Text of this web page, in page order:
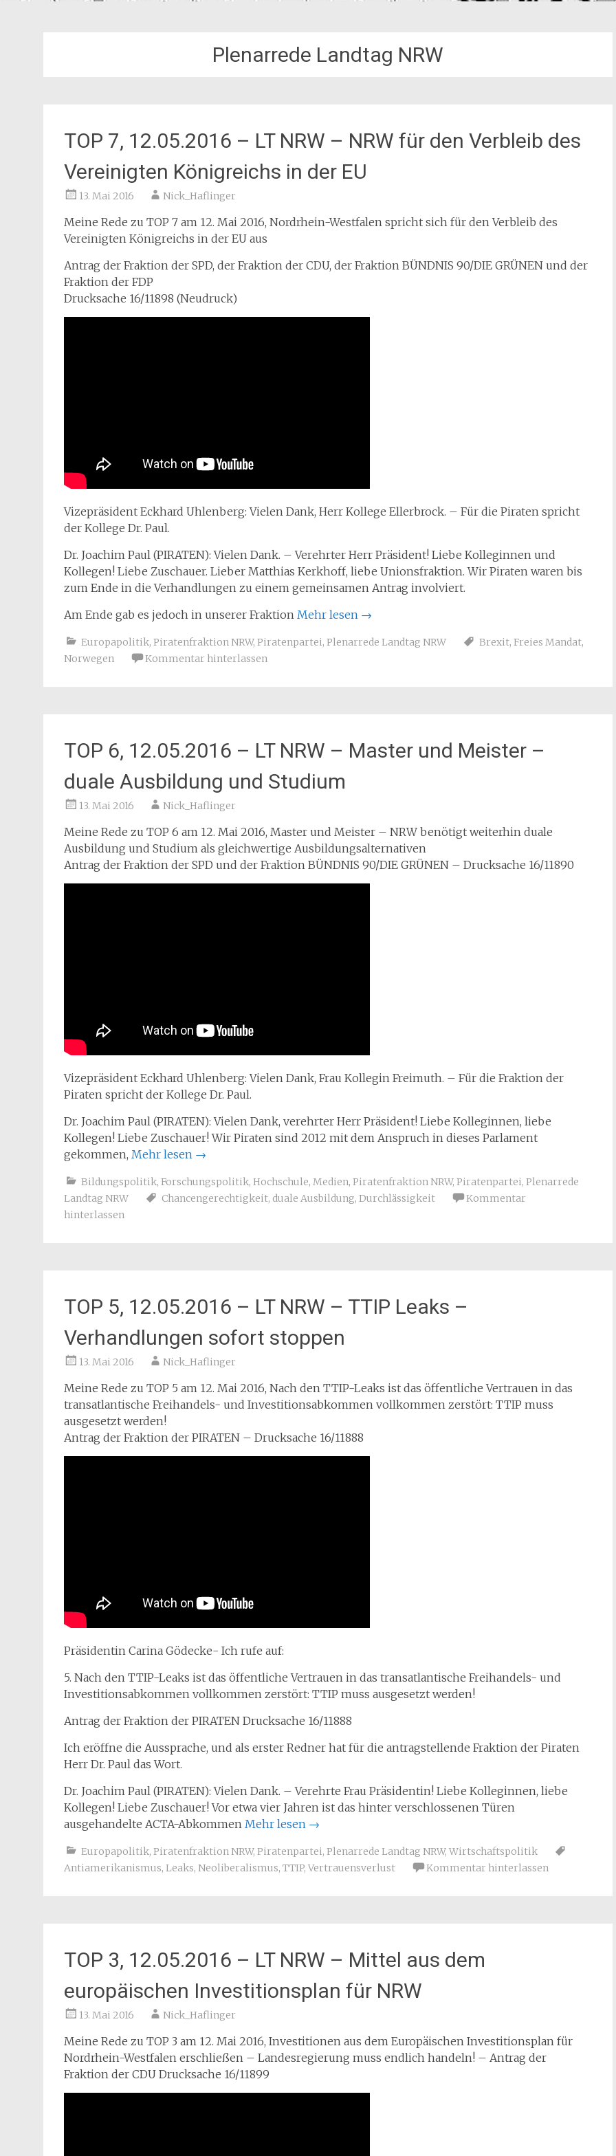
Plenarrede Landtag NRW
TOP 7, 12.05.2016 – LT NRW – NRW für den Verbleib des
Vereinigten Königreichs in der EU
13. Mai 2016 Nick_Haflinger
Meine Rede zu TOP 7 am 12. Mai 2016, Nordrhein-Westfalen spricht sich für den Verbleib des
Vereinigten Königreichs in der EU aus
Antrag der Fraktion der SPD, der Fraktion der CDU, der Fraktion BÜNDNIS 90/DIE GRÜNEN und der
Fraktion der FDP
Drucksache 16/11898 (Neudruck)
Vizepräsident Eckhard Uhlenberg: Vielen Dank, Herr Kollege Ellerbrock. – Für die Piraten spricht
der Kollege Dr. Paul.
Dr. Joachim Paul (PIRATEN): Vielen Dank. – Verehrter Herr Präsident! Liebe Kolleginnen und
Kollegen! Liebe Zuschauer. Lieber Matthias Kerkhoff, liebe Unionsfraktion. Wir Piraten waren bis
zum Ende in die Verhandlungen zu einem gemeinsamen Antrag involviert.
Am Ende gab es jedoch in unserer Fraktion Mehr lesen →
Europapolitik, Piratenfraktion NRW, Piratenpartei, Plenarrede Landtag NRW Brexit, Freies Mandat,
Norwegen
Kommentar hinterlassen
TOP 6, 12.05.2016 – LT NRW – Master und Meister –
duale Ausbildung und Studium
13. Mai 2016 Nick_Haflinger
Meine Rede zu TOP 6 am 12. Mai 2016, Master und Meister – NRW benötigt weiterhin duale
Ausbildung und Studium als gleichwertige Ausbildungsalternativen
Antrag der Fraktion der SPD und der Fraktion BÜNDNIS 90/DIE GRÜNEN – Drucksache 16/11890
Vizepräsident Eckhard Uhlenberg: Vielen Dank, Frau Kollegin Freimuth. – Für die Fraktion der
Piraten spricht der Kollege Dr. Paul.
Dr. Joachim Paul (PIRATEN): Vielen Dank, verehrter Herr Präsident! Liebe Kolleginnen, liebe
Kollegen! Liebe Zuschauer! Wir Piraten sind 2012 mit dem Anspruch in dieses Parlament
gekommen, Mehr lesen →
Bildungspolitik, Forschungspolitik, Hochschule, Medien, Piratenfraktion NRW, Piratenpartei, Plenarrede
Landtag NRW
Chancengerechtigkeit, duale Ausbildung, Durchlässigkeit
Kommentar
hinterlassen
TOP 5, 12.05.2016 – LT NRW – TTIP Leaks –
Verhandlungen sofort stoppen
13. Mai 2016 Nick_Haflinger
Meine Rede zu TOP 5 am 12. Mai 2016, Nach den TTIP-Leaks ist das öffentliche Vertrauen in das
transatlantische Freihandels- und Investitionsabkommen vollkommen zerstört: TTIP muss
ausgesetzt werden!
Antrag der Fraktion der PIRATEN – Drucksache 16/11888
Präsidentin Carina Gödecke- Ich rufe auf:
5. Nach den TTIP-Leaks ist das öffentliche Vertrauen in das transatlantische Freihandels- und
Investitionsabkommen vollkommen zerstört: TTIP muss ausgesetzt werden!
Antrag der Fraktion der PIRATEN Drucksache 16/11888
Ich eröffne die Aussprache, und als erster Redner hat für die antragstellende Fraktion der Piraten
Herr Dr. Paul das Wort.
Dr. Joachim Paul (PIRATEN): Vielen Dank. – Verehrte Frau Präsidentin! Liebe Kolleginnen, liebe
Kollegen! Liebe Zuschauer! Vor etwa vier Jahren ist das hinter verschlossenen Türen
ausgehandelte ACTA-Abkommen Mehr lesen →
Europapolitik, Piratenfraktion NRW, Piratenpartei, Plenarrede Landtag NRW, Wirtschaftspolitik
Antiamerikanismus, Leaks, Neoliberalismus, TTIP, Vertrauensverlust Kommentar hinterlassen
TOP 3, 12.05.2016 – LT NRW – Mittel aus dem
europäischen Investitionsplan für NRW
13. Mai 2016 Nick_Haflinger
Meine Rede zu TOP 3 am 12. Mai 2016, Investitionen aus dem Europäischen Investitionsplan für
Nordrhein-Westfalen erschließen – Landesregierung muss endlich handeln! – Antrag der
Fraktion der CDU Drucksache 16/11899